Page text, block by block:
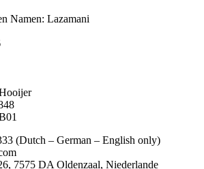
Namen: Lazamani
(Dutch – German – English only)
7575 DA Oldenzaal, Niederlande